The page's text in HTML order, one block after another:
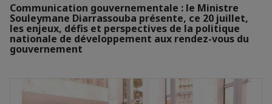
Communication gouvernementale : le Ministre
Souleymane Diarrassouba présente, ce 20 juillet,
les enjeux, défis et perspectives de la politique
nationale de développement aux rendez-vous du
gouvernement